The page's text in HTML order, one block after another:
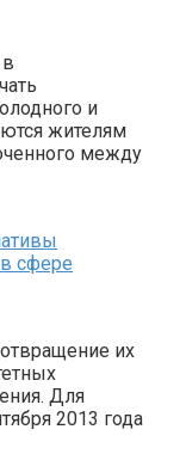
и
жителям
между
сфере
их
Для
2013 года